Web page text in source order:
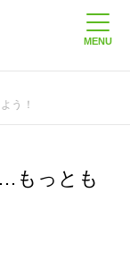
う！
もっとも